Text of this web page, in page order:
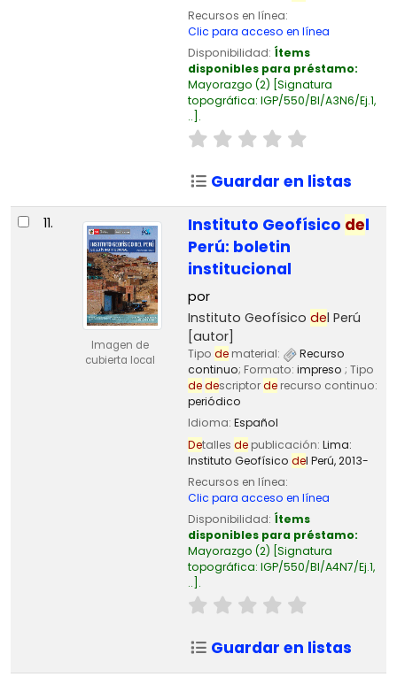
Recursos en línea:
Clic para acceso en línea
Disponibilidad: Ítems
disponibles para préstamo:
Mayorazgo (2) Signatura
topográfica: IGP/550/BI/A3N6/Ej.1,
.. .
Guardar en listas
11.
Imagen de
cubierta local
Instituto Geofísico del
Perú: boletin
institucional
por
Instituto Geofísico del Perú
[autor]
Tipo dematerial:
Recurso
continuo; Formato: impreso ; Tipo
dedescriptorderecurso continuo:
periódico
Idioma: Español
Detalles depublicación: Lima:
Instituto Geofísico del Perú,2013-
Recursos en línea:
Clic para acceso en línea
Disponibilidad: Ítems
disponibles para préstamo:
Mayorazgo (2) Signatura
topográfica: IGP/550/BI/A4N7/Ej.1,
.. .
Guardar en listas